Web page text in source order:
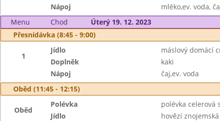
Nápoj
mléko,ev. voda,
Menu
Chod
Úterý 19. 12. 2023
Přesnídávka (8:45 - 9:00)
1
Jídlo
máslový domácí
Doplněk
kaki
Nápoj
čaj,ev. voda
Oběd (11:45 - 12:15)
Oběd
Polévka
polévka celerová
Jídlo
hovězí znojemská